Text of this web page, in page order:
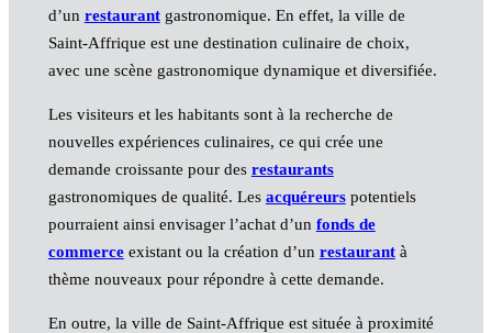
d’un restaurantgastronomique. En effet, la ville de
Saint-Affrique est une destination culinaire de choix,
avec une scène gastronomique dynamique et diversifiée.
Les visiteurs et les habitants sont à la recherche de
nouvelles expériences culinaires, ce qui crée une
demande croissante pour des restaurants
gastronomiques de qualité. Les acquéreurspotentiels
pourraient ainsi envisager l’achat d’un fonds de
commerceexistant ou la création d’un restaurantà
thème nouveaux pour répondre à cette demande.
En outre, la ville de Saint-Affrique est située à proximité